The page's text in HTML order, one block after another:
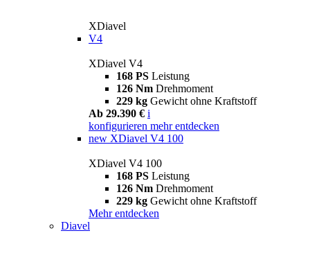
XDiavel
V4
XDiavel V4
168 PS Leistung
126 Nm Drehmoment
229 kg Gewicht ohne Kraftstoff
Ab 29.390 € i
konfigurieren mehr entdecken
new XDiavel V4 100
XDiavel V4 100
168 PS Leistung
126 Nm Drehmoment
229 kg Gewicht ohne Kraftstoff
Mehr entdecken
Diavel